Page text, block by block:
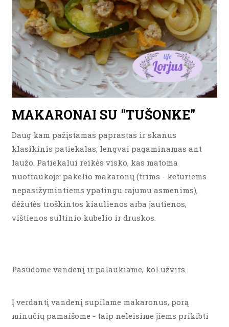
MAKARONAI SU "TUŠONKE"
Daug kam pažįstamas paprastas ir skanus
klasikinis patiekalas, lengvai pagaminamas ant
laužo. Patiekalui reikės visko, kas matoma
nuotraukoje: pakelio makaronų (trims - keturiems
nepasižymintiems ypatingu rajumu asmenims),
dėžutės troškintos kiaulienos arba jautienos,
vištienos sultinio kubelio ir druskos.
Pasūdome vandenį ir palaukiame, kol užvirs.
Į verdantį vandenį supilame makaronus, porą
minučių pamaišome - taip neleisime jiems prikibti